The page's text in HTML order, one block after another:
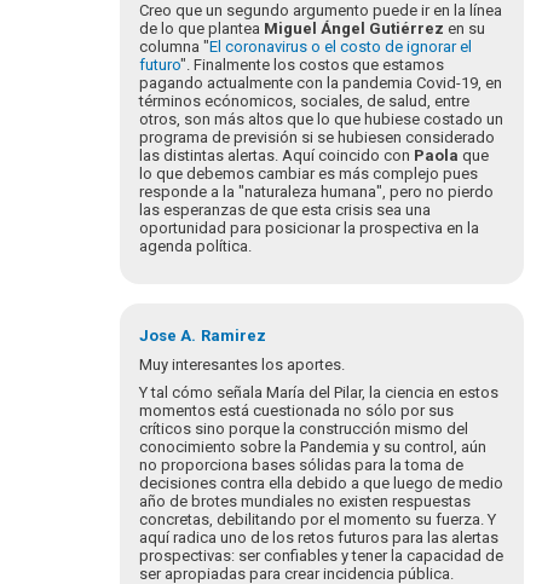
Creo que un segundo argumento puede ir en la línea
de lo que plantea Miguel Ángel Gutiérrez en su
columna "El coronavirus o el costo de ignorar el
futuro". Finalmente los costos que estamos
pagando actualmente con la pandemia Covid-19, en
términos ecónomicos, sociales, de salud, entre
otros, son más altos que lo que hubiese costado un
programa de previsión si se hubiesen considerado
las distintas alertas. Aquí coincido con Paola que
lo que debemos cambiar es más complejo pues
responde a la "naturaleza humana", pero no pierdo
las esperanzas de que esta crisis sea una
oportunidad para posicionar la prospectiva en la
agenda política.
Jose A. Ramirez
Muy interesantes los aportes.
Y tal cómo señala María del Pilar, la ciencia en estos
momentos está cuestionada no sólo por sus
críticos sino porque la construcción mismo del
conocimiento sobre la Pandemia y su control, aún
no proporciona bases sólidas para la toma de
decisiones contra ella debido a que luego de medio
año de brotes mundiales no existen respuestas
concretas, debilitando por el momento su fuerza. Y
aquí radica uno de los retos futuros para las alertas
prospectivas: ser confiables y tener la capacidad de
ser apropiadas para crear incidencia pública.